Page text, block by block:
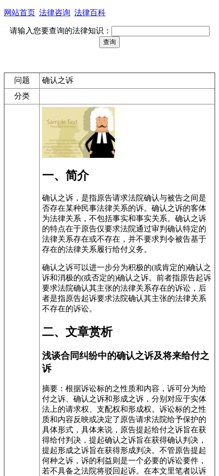
网站首页 法律咨询 法律百科
请输入您要查询的法律知识：
问题
确认之诉
分类
一、简介
确认之诉，是指原告请求法院确认与被告之间是
否存在某种民事法律关系的诉。确认之诉的客体
为法律关系，不包括事实和事实关系。确认之诉
的特点在于原告仅要求法院通过审判确认特定的
法律关系存在或不存在，并不要求判令被告基于
存在的法律关系履行给付义务。
确认之诉可以进一步分为积极的(或肯定的)确认之
诉和消极的(或否定的)确认之诉。前者指原告起诉
要求法院确认其主张的法律关系存在的诉讼，后
者是指原告起诉要求法院确认其主张的法律关系
不存在的诉讼。
二、文章赏析
浅谈合同纠纷中的确认之诉及将来给付之
诉
摘要：根据诉讼标的之性质和内容，诉可分为给
付之诉、确认之诉和形成之诉，分别对应于实体
法上的请求权、支配权和形成权。诉讼标的之性
质和内容反映或决定了原告请求法院给予保护的
具体形式，具体来说，原告提起给付之诉旨在获
得给付判决，提起确认之诉旨在获得确认判决，
提起形成之诉旨在获得形成判决。不管原告提起
何种之诉，诉的利益则是一个必要的诉讼要件，
若不具备之法院将驳回起诉。在本文里笔者以诉